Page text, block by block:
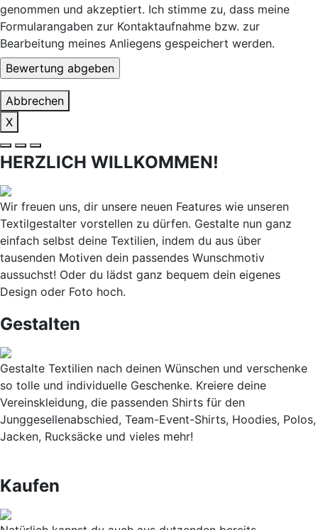
genommen und akzeptiert. Ich stimme zu, dass meine
Formularangaben zur Kontaktaufnahme bzw. zur
Bearbeitung meines Anliegens gespeichert werden.
Abbrechen
X
HERZLICH WILLKOMMEN!
Wir freuen uns, dir unsere neuen Features wie unseren
Textilgestalter vorstellen zu dürfen. Gestalte nun ganz
einfach selbst deine Textilien, indem du aus über
tausenden Motiven dein passendes Wunschmotiv
aussuchst! Oder du lädst ganz bequem dein eigenes
Design oder Foto hoch.
Gestalten
Gestalte Textilien nach deinen Wünschen und verschenke
so tolle und individuelle Geschenke. Kreiere deine
Vereinskleidung, die passenden Shirts für den
Junggesellenabschied, Team-Event-Shirts, Hoodies, Polos,
Jacken, Rucksäcke und vieles mehr!
Kaufen